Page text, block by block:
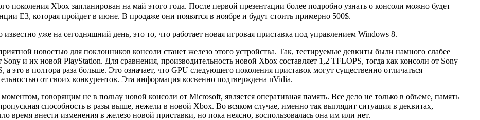
поколения Xbox запланирован на май этого года. После первой презентации более подробно узнать о консоли можно будет
Е3, которая пройдет в июне. В продаже они появятся в ноябре и будут стоить примерно 500$.
известно уже на сегодняшний день, это то, что работает новая игровая приставка под управлением Windows 8.
новостью для поклонников консоли станет железо этого устройства. Так, тестируемые девкиты были намного слабее
Sony и их новой PlayStation. Для сравнения, производительность новой Xbox составляет 1,2 TFLOPS, тогда как консоли от Sony —
а это в полтора раза больше. Это означает, что GPU следующего поколения приставок могут существенно отличаться
от своих конкурентов. Эта информация косвенно подтверждена nVidia.
говорящим не в пользу новой консоли от Microsoft, является оперативная память. Все дело не только в объеме, память
способность в разы выше, нежели в новой Xbox. Во всяком случае, именно так выглядит ситуация в деквитах,
время внести изменения в железо новой приставки, но пока неясно, воспользовалась она им или нет.